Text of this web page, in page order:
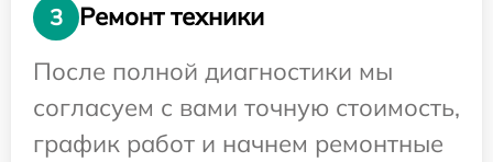
3
Ремонт техники
После полной диагностики мы
согласуем с вами точную стоимость,
график работ и начнем ремонтные